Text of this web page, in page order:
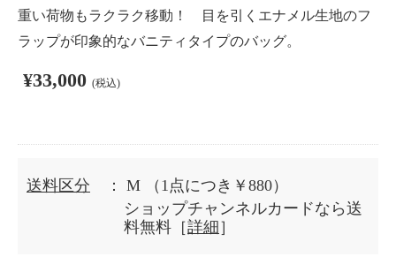
重い荷物もラクラク移動！ 目を引くエナメル生地のフ
ラップが印象的なバニティタイプのバッグ。
¥33,000 (税込)
送料区分 ： M
（1点につき￥880）
ショップチャンネルカードなら送
料無料［詳細 ］